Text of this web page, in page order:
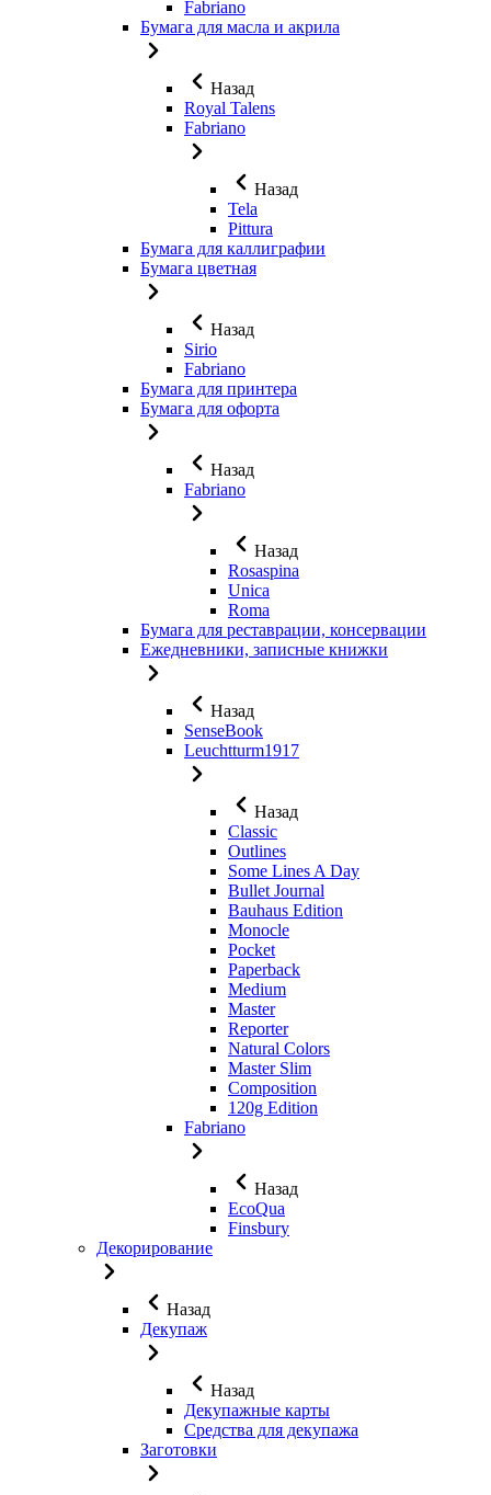
Fabriano
Бумага для масла и акрила
Назад
Royal Talens
Fabriano
Назад
Tela
Pittura
Бумага для каллиграфии
Бумага цветная
Назад
Sirio
Fabriano
Бумага для принтера
Бумага для офорта
Назад
Fabriano
Назад
Rosaspina
Unica
Roma
Бумага для реставрации, консервации
Ежедневники, записные книжки
Назад
SenseBook
Leuchtturm1917
Назад
Classic
Outlines
Some Lines A Day
Bullet Journal
Bauhaus Edition
Monocle
Pocket
Paperback
Medium
Master
Reporter
Natural Colors
Master Slim
Composition
120g Edition
Fabriano
Назад
EcoQua
Finsbury
Декорирование
Назад
Декупаж
Назад
Декупажные карты
Средства для декупажа
Заготовки